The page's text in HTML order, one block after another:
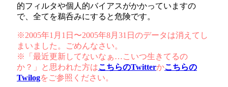
的フィルタや個人的バイアスがかかっていますの
で、全てを鵜呑みにすると危険です。
※2005年1月1日〜2005年8月31日のデータは消えてし
まいました。ごめんなさい。
※「最近更新してないなぁ…こいつ生きてるの
か？」と思われた方はこちらのTwitterかこちらの
Twilogをご参照ください。